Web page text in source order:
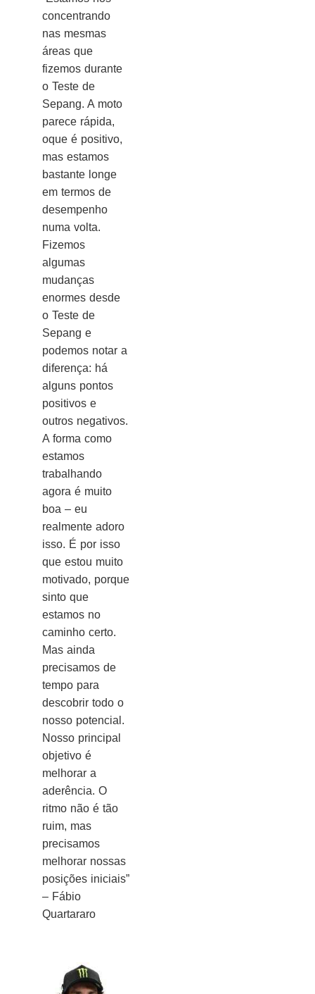
concentrando
nas mesmas
áreas que
fizemos durante
o Teste de
Sepang. A moto
parece rápida,
oque é positivo,
mas estamos
bastante longe
em termos de
desempenho
numa volta.
Fizemos
algumas
mudanças
enormes desde
o Teste de
Sepang e
podemos notar a
diferença: há
alguns pontos
positivos e
outros negativos.
A forma como
estamos
trabalhando
agora é muito
boa – eu
realmente adoro
isso. É por isso
que estou muito
motivado, porque
sinto que
estamos no
caminho certo.
Mas ainda
precisamos de
tempo para
descobrir todo o
nosso potencial.
Nosso principal
objetivo é
melhorar a
aderência. O
ritmo não é tão
ruim, mas
precisamos
melhorar nossas
posições iniciais”
– Fábio
Quartararo